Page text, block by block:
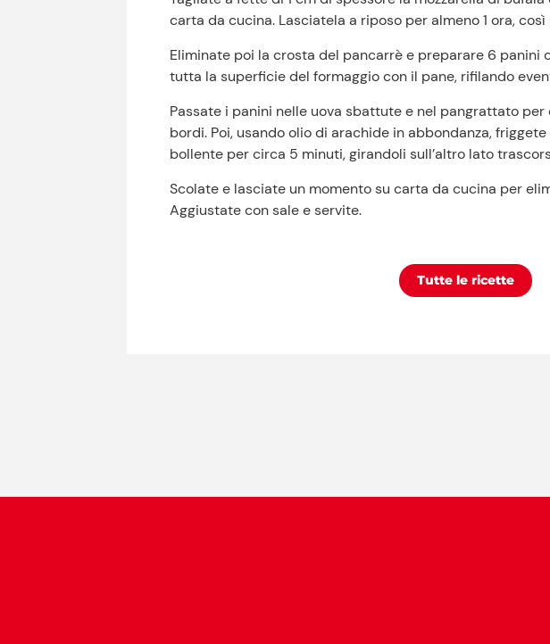
carta da cucina. Lasciatela a riposo per almeno 1 ora,
Eliminate poi la crosta del pancarrè e preparare 6 panini
tutta la superficie del formaggio con il pane, rifilando
Passate i panini nelle uova sbattute e nel pangrattato per
bordi. Poi, usando olio di arachide in abbondanza,
bollente per circa 5 minuti, girandoli sull’altro lato
Scolate e lasciate un momento su carta da cucina per
Aggiustate con sale e servite.
Tutte le ricette